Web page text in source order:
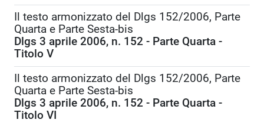
Il testo armonizzato del Dlgs 152/2006, Parte
Quarta e Parte Sesta-bis
Dlgs 3 aprile 2006, n. 152 - Parte Quarta -
Titolo V
Il testo armonizzato del Dlgs 152/2006, Parte
Quarta e Parte Sesta-bis
Dlgs 3 aprile 2006, n. 152 - Parte Quarta -
Titolo VI